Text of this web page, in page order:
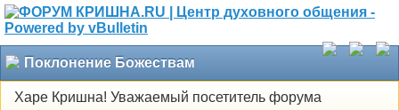
Поклонение Божествам
Харе Кришна! Уважаемый посетитель форума